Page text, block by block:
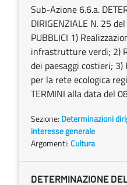
Sub-Azione 6.6.a.
DIRIGENZIALE N. 25
PUBBLICI 1)
infrastrutture verdi; 2)
dei paesaggi costieri;
per la rete ecologica
TERMINI alla data del
Sezione: Determinazioni
interesse generale
Argomenti:Cultura
DETERMINAZIONE